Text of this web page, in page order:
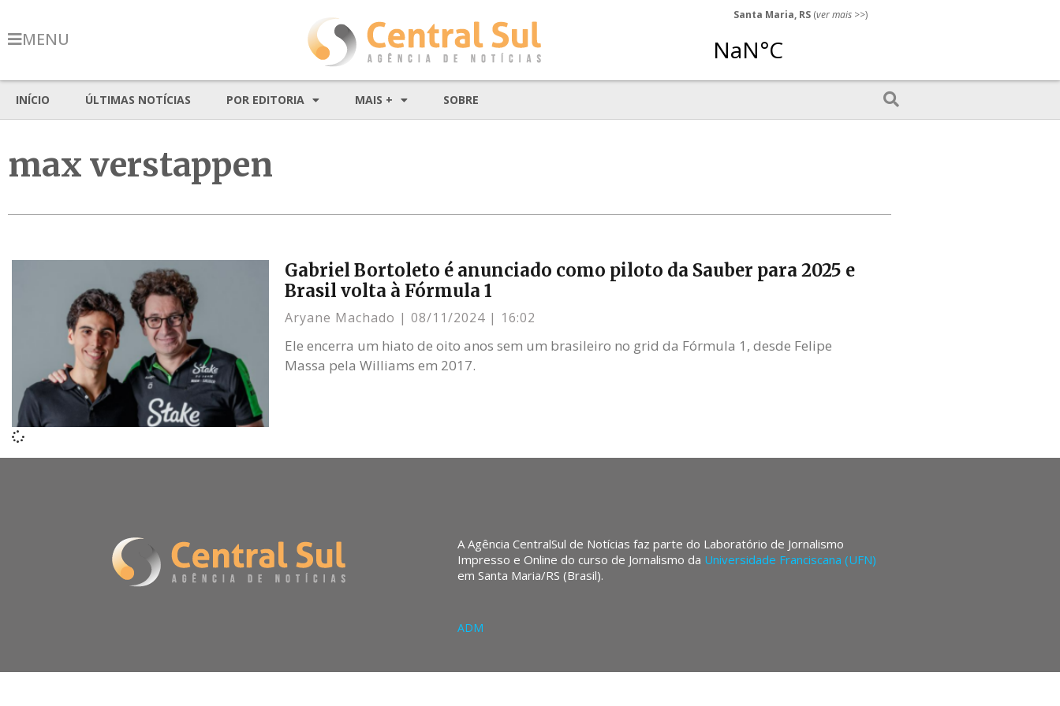
MENU
Santa Maria, RS (ver mais >>)
INÍCIO ÚLTIMAS NOTÍCIAS POR EDITORIA MAIS + SOBRE
max verstappen
Gabriel Bortoleto é anunciado como piloto da Sauber para 2025 e
Brasil volta à Fórmula 1
Aryane Machado 08/11/2024 16:02
Ele encerra um hiato de oito anos sem um brasileiro no grid da Fórmula 1, desde Felipe
Massa pela Williams em 2017.
A Agência CentralSul de Notícias faz parte do Laboratório de Jornalismo
Impresso e Online do curso de Jornalismo da Universidade Franciscana (UFN)
em Santa Maria/RS (Brasil).
ADM